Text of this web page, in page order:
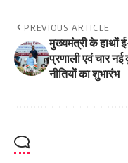
PREVIOUS ARTICLE
मुख्यमंत्री के हाथों
प्रणाली एवं चार नई
नीतियों का शुभारंभ